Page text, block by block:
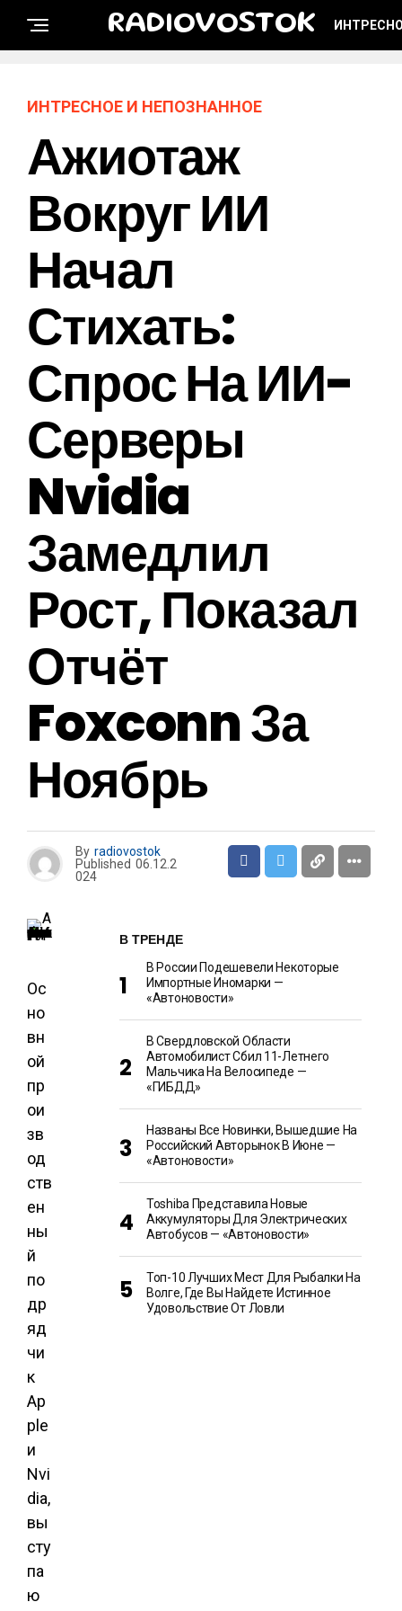
RADIOVOSTOK
ИНТРЕСНОЕ И НЕПОЗНАННОЕ
Ажиотаж
Вокруг ИИ
Начал
Стихать:
Спрос На ИИ-
Серверы
Nvidia
Замедлил
Рост, Показал
Отчёт
Foxconn За
Ноябрь
By radiovostok
Published 06.12.2
024
Ос
но
вн
ой
пр
ои
зв
од
ств
ен
ны
й
по
др
яд
чи
к
Ap
ple
и
Nvi
dia,
вы
сту
па
ю
В ТРЕНДЕ
В России Подешевели Некоторые
Импортные Иномарки —
«Автоновости»
В Свердловской Области
Автомобилист Сбил 11-Летнего
Мальчика На Велосипеде —
«ГИБДД»
Названы Все Новинки, Вышедшие На
Российский Авторынок В Июне —
«Автоновости»
Toshiba Представила Новые
Аккумуляторы Для Электрических
Автобусов — «Автоновости»
Топ-10 Лучших Мест Для Рыбалки На
Волге, Где Вы Найдете Истинное
Удовольствие От Ловли